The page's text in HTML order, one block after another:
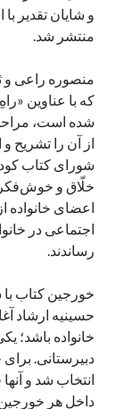
و شایان تقدیر
منتشر شد.
منصوره راعی و
که با عناوین
شده است،
از آن را تشریح
شورای کتاب
خلّاق و خوش‌فکر
اعضای خانواده
اجتماعی در
رساندند.
خورجین کتاب با
حسینیه ارشاد
خانواده باشد؛
دبیرستانی.
انتخاب شد و
داخل هر